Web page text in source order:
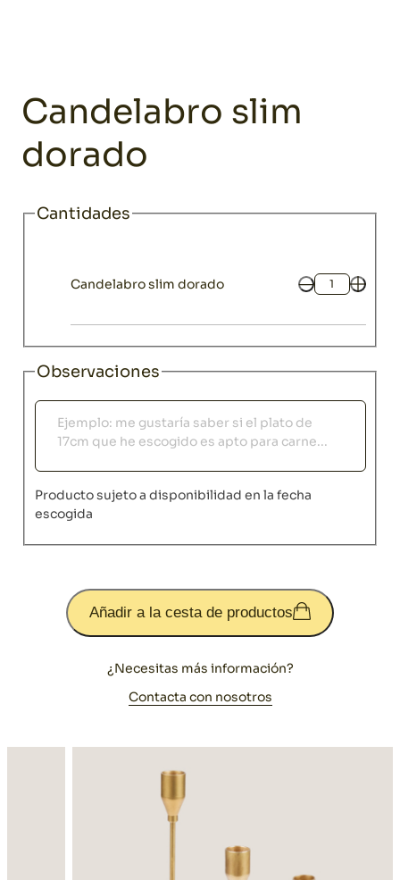
Candelabro slim
dorado
Cantidades
Candelabro slim dorado Cantidad
Observaciones
Observaciones
Producto sujeto a disponibilidad en la fecha
escogida
Añadir a la cesta de productos
¿Necesitas más información?
Contacta con nosotros